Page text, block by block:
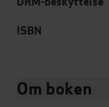
ISBN
Om boken